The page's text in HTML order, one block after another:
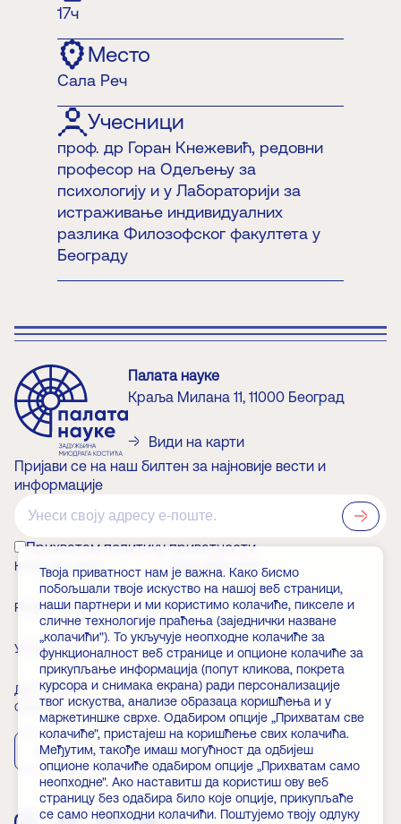
17ч
Место
Сала Реч
Учесници
проф. др Горан Кнежевић, редовни
професор на Одељењу за
психологију и у Лабораторији за
истраживање индивидуалних
разлика Филозофског факултета у
Београду
Палата науке
Краља Милана 11, 11000 Београд
Види на карти
Пријави се на наш билтен за најновије вести и
информације
Прихватам политику приватности
КАКО ДО НАС О ЗАДУЖБИНАРУ
РАДНО ВРЕМЕ ВЕСТИ
УЛАЗНИЦЕ ЧЛАНСТВО
ДОГАЂАЈИ ЧЕСТА ПИТАЊА
Скини апликацију
App Store Play Store
Твоја приватност нам је важна. Како бисмо
побољшали твоје искуство на нашој веб страници,
наши партнери и ми користимо колачиће, пикселе и
сличне технологије праћења (заједнички назване
„колачићи"). То укључује неопходне колачиће за
функционалност веб странице и опционе колачиће за
прикупљање информација (попут кликова, покрета
курсора и снимака екрана) ради персонализације
твог искуства, анализе образаца коришћења и у
маркетиншке сврхе. Одабиром опције „Прихватам све
колачиће", пристајеш на коришћење свих колачића.
Међутим, такође имаш могућност да одбијеш
опционе колачиће одабиром опције „Прихватам само
неопходне". Ако наставитш да користиш ову веб
страницу без одабира било које опције, прикупљаће
се само неопходни колачићи. Поштујемо твоју одлуку